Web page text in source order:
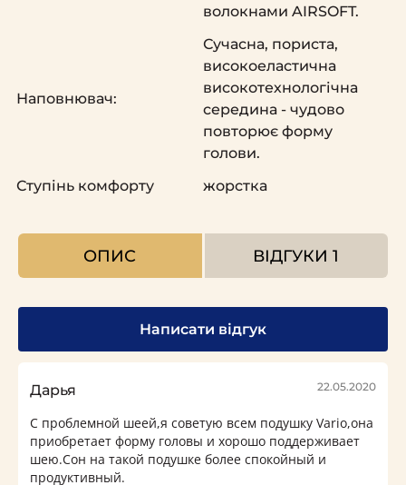
волокнами AIRSOFT.
Наповнювач:
Сучасна, пориста,
високоеластична
високотехнологічна
середина - чудово
повторює форму
голови.
Ступінь комфорту
жорстка
ОПИС ВІДГУКИ1
Написати відгук
Дарья 22.05.2020
С проблемной шеей,я советую всем подушку Vario,она
приобретает форму головы и хорошо поддерживает
шею.Сон на такой подушке более спокойный и
продуктивный.